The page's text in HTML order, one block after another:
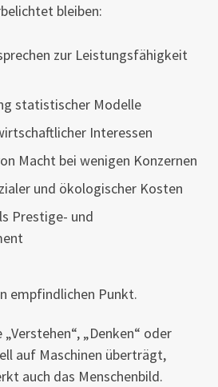
bleiben:
zur Leistungsfähigkeit
statistischer Modelle
Interessen
Macht bei wenigen Konzernen
und ökologischer Kosten
Prestige- und
empfindlichen Punkt.
„Denken“ oder
auf Maschinen überträgt,
auch das Menschenbild.